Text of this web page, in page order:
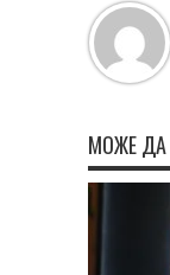
МОЖЕ ДА